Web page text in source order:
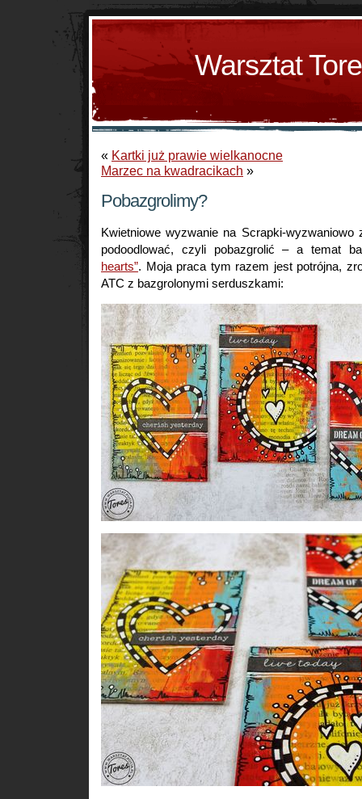
Warsztat
« Kartki już prawie wielkanocne
Marzec na kwadracikach »
Pobazgrolimy?
Kwietniowe wyzwanie na Scrapki-wyzwaniowo
podoodlować, czyli pobazgrolić – a temat
hearts”. Moja praca tym razem jest potrójna,
ATC z bazgrolonymi serduszkami: